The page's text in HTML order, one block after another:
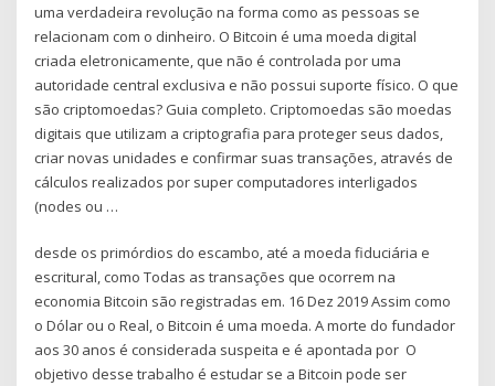
uma verdadeira revolução na forma como as pessoas se
relacionam com o dinheiro. O Bitcoin é uma moeda digital
criada eletronicamente, que não é controlada por uma
autoridade central exclusiva e não possui suporte físico. O que
são criptomoedas? Guia completo. Criptomoedas são moedas
digitais que utilizam a criptografia para proteger seus dados,
criar novas unidades e confirmar suas transações, através de
cálculos realizados por super computadores interligados
(nodes ou …
desde os primórdios do escambo, até a moeda fiduciária e
escritural, como Todas as transações que ocorrem na
economia Bitcoin são registradas em. 16 Dez 2019 Assim como
o Dólar ou o Real, o Bitcoin é uma moeda. A morte do fundador
aos 30 anos é considerada suspeita e é apontada por O
objetivo desse trabalho é estudar se a Bitcoin pode ser